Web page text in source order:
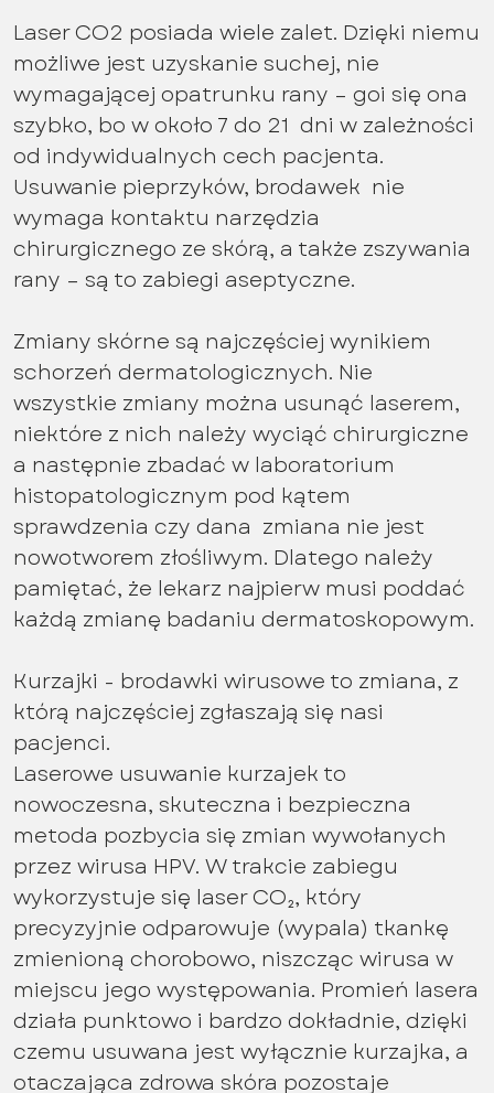
Laser CO2 posiada wiele zalet. Dzięki niemu
możliwe jest uzyskanie suchej, nie
wymagającej opatrunku rany – goi się ona
szybko, bo w około 7 do 21 dni w zależności
od indywidualnych cech pacjenta.
Usuwanie pieprzyków, brodawek nie
wymaga kontaktu narzędzia
chirurgicznego ze skórą, a także zszywania
rany – są to zabiegi aseptyczne.
Zmiany skórne są najczęściej wynikiem
schorzeń dermatologicznych. Nie
wszystkie zmiany można usunąć laserem,
niektóre z nich należy wyciąć chirurgiczne
a następnie zbadać w laboratorium
histopatologicznym pod kątem
sprawdzenia czy dana zmiana nie jest
nowotworem złośliwym. Dlatego należy
pamiętać, że lekarz najpierw musi poddać
każdą zmianę badaniu dermatoskopowym.
Kurzajki - brodawki wirusowe to zmiana, z
którą najczęściej zgłaszają się nasi
pacjenci.
Laserowe usuwanie kurzajek to
nowoczesna, skuteczna i bezpieczna
metoda pozbycia się zmian wywołanych
przez wirusa HPV. W trakcie zabiegu
wykorzystuje się laser CO₂, który
precyzyjnie odparowuje (wypala) tkankę
zmienioną chorobowo, niszcząc wirusa w
miejscu jego występowania. Promień lasera
działa punktowo i bardzo dokładnie, dzięki
czemu usuwana jest wyłącznie kurzajka, a
otaczająca zdrowa skóra pozostaje